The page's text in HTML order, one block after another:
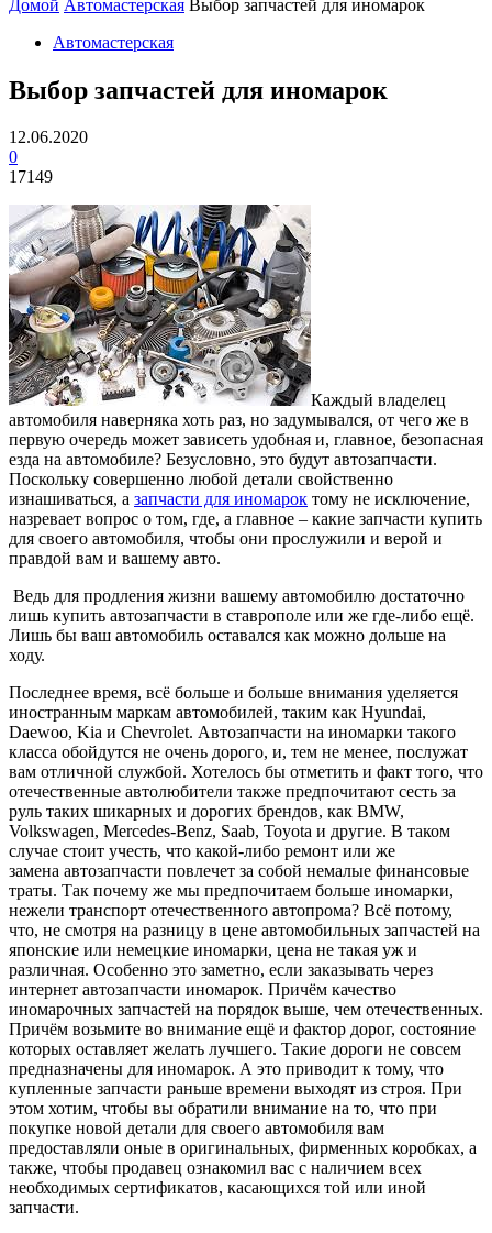
Домой Автомастерская Выбор запчастей для иномарок
Автомастерская
Выбор запчастей для иномарок
12.06.2020
0
17149
Каждый владелец
автомобиля наверняка хоть раз, но задумывался, от чего же в
первую очередь может зависеть удобная и, главное, безопасная
езда на автомобиле? Безусловно, это будут автозапчасти.
Поскольку совершенно любой детали свойственно
изнашиваться, а запчасти для иномарок тому не исключение,
назревает вопрос о том, где, а главное – какие запчасти купить
для своего автомобиля, чтобы они прослужили и верой и
правдой вам и вашему авто.
Ведь для продления жизни вашему автомобилю достаточно
лишь купить автозапчасти в ставрополе или же где-либо ещё.
Лишь бы ваш автомобиль оставался как можно дольше на
ходу.
Последнее время, всё больше и больше внимания уделяется
иностранным маркам автомобилей, таким как Hyundai,
Daewoo, Kia и Chevrolet. Автозапчасти на иномарки такого
класса обойдутся не очень дорого, и, тем не менее, послужат
вам отличной службой. Хотелось бы отметить и факт того, что
отечественные автолюбители также предпочитают сесть за
руль таких шикарных и дорогих брендов, как BMW,
Volkswagen, Mercedes-Benz, Saab, Toyota и другие. В таком
случае стоит учесть, что какой-либо ремонт или же
замена автозапчасти повлечет за собой немалые финансовые
траты. Так почему же мы предпочитаем больше иномарки,
нежели транспорт отечественного автопрома? Всё потому,
что, не смотря на разницу в цене автомобильных запчастей на
японские или немецкие иномарки, цена не такая уж и
различная. Особенно это заметно, если заказывать через
интернет автозапчасти иномарок. Причём качество
иномарочных запчастей на порядок выше, чем отечественных.
Причём возьмите во внимание ещё и фактор дорог, состояние
которых оставляет желать лучшего. Такие дороги не совсем
предназначены для иномарок. А это приводит к тому, что
купленные запчасти раньше времени выходят из строя. При
этом хотим, чтобы вы обратили внимание на то, что при
покупке новой детали для своего автомобиля вам
предоставляли оные в оригинальных, фирменных коробках, а
также, чтобы продавец ознакомил вас с наличием всех
необходимых сертификатов, касающихся той или иной
запчасти.